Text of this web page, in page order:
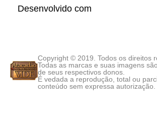
Desenvolvido com
Copyright © 2019. Todos os direitos
Todas as marcas e suas imagens
de seus respectivos donos.
É vedada a reprodução, total ou
conteúdo sem expressa autorização.